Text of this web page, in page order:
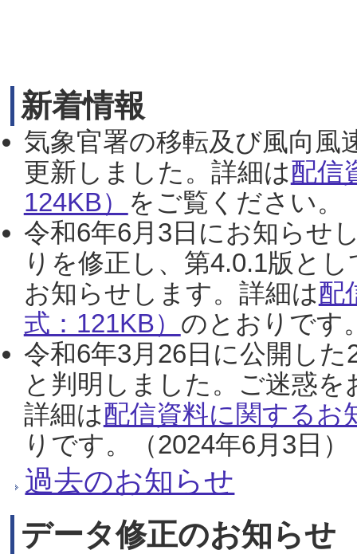
新着情報
気象官署の移転及び風向風
更新しました。詳細は配信
124KB） をご覧ください。
令和6年6月3日にお知らせ
りを修正し、第4.0.1版と
お知らせします。詳細は配
式：121KB） のとおりです
令和6年3月26日に公開し
と判明しました。ご迷惑
詳細は配信資料に関するお
りです。（2024年6月3日）
過去のお知らせ
データ修正のお知らせ